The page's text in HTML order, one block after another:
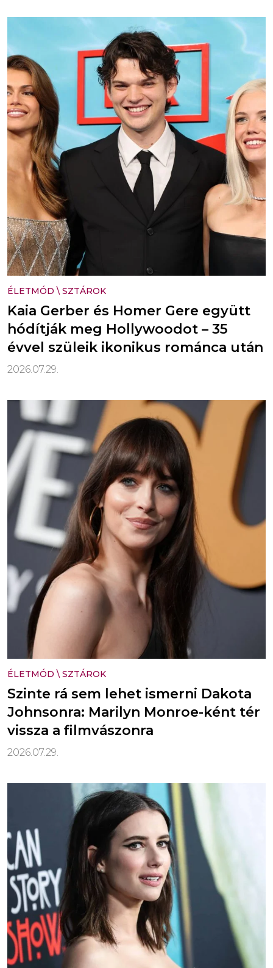
ÉLETMÓD \ SZTÁROK
Kaia Gerber és Homer Gere együtt
hódítják meg Hollywoodot – 35
évvel szüleik ikonikus románca után
2026.07.29.
ÉLETMÓD \ SZTÁROK
Szinte rá sem lehet ismerni Dakota
Johnsonra: Marilyn Monroe-ként tér
vissza a filmvászonra
2026.07.29.